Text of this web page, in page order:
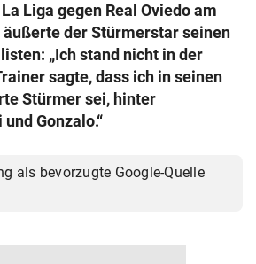
Liga gegen Real Oviedo am
äußerte der Stürmerstar seinen
„Ich stand nicht in der
sagte, dass ich in seinen
Stürmer sei, hinter
Gonzalo.“
als bevorzugte Google-Quelle